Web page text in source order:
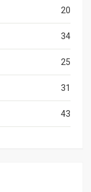
20
34
25
31
43